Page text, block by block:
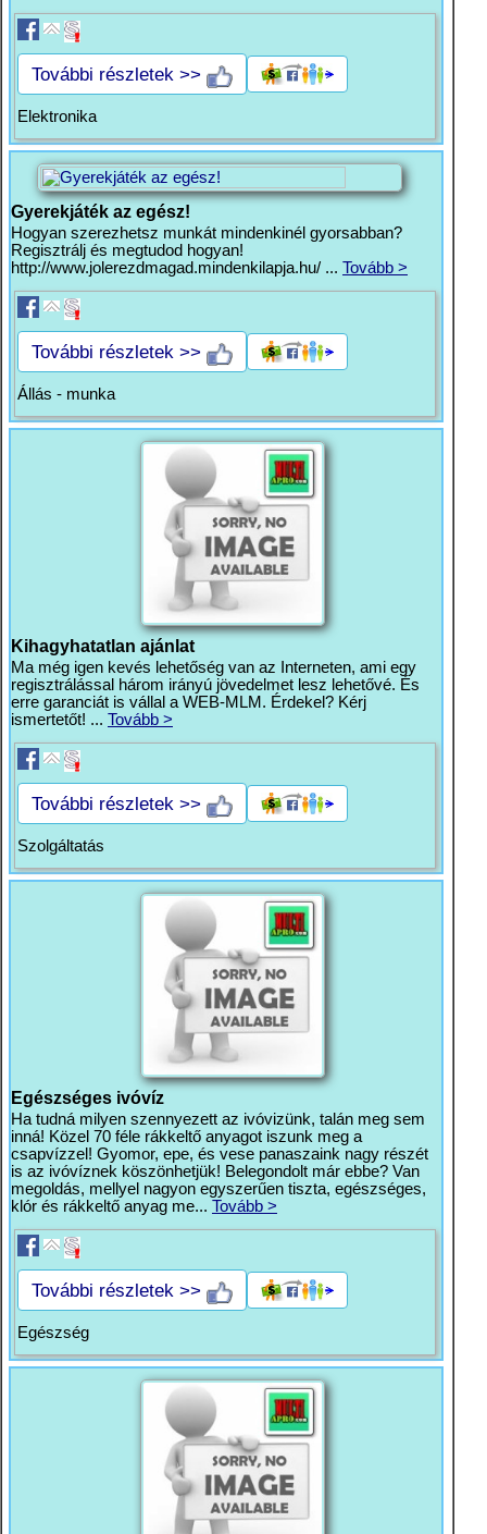
További részletek >>
Elektronika
Gyerekjáték az egész!
Hogyan szerezhetsz munkát mindenkinél gyorsabban?
Regisztrálj és megtudod hogyan!
http://www.jolerezdmagad.mindenkilapja.hu/ ... Tovább >
További részletek >>
Állás - munka
Kihagyhatatlan ajánlat
Ma még igen kevés lehetőség van az Interneten, ami egy
regisztrálással három irányú jövedelmet lesz lehetővé. És
erre garanciát is vállal a WEB-MLM. Érdekel? Kérj
ismertetőt! ... Tovább >
További részletek >>
Szolgáltatás
Egészséges ivóvíz
Ha tudná milyen szennyezett az ivóvizünk, talán meg sem
inná! Közel 70 féle rákkeltő anyagot iszunk meg a
csapvízzel! Gyomor, epe, és vese panaszaink nagy részét
is az ivóvíznek köszönhetjük! Belegondolt már ebbe? Van
megoldás, mellyel nagyon egyszerűen tiszta, egészséges,
klór és rákkeltő anyag me... Tovább >
További részletek >>
Egészség